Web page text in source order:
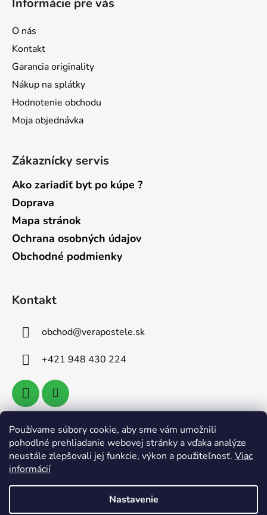
Používame súbory cookie, aby sme vám umožnili
pohodlné prehliadanie webovej stránky a vďaka analýze
neustále zlepšovali jej funkcie, výkon a použiteľnosť. Viac
informácií
Nastavenie
Informácie pre vás
O nás
Kontakt
Garancia originality
Nákup na splátky
Hodnotenie obchodu
Moja objednávka
Zákaznícky servis
Ako zariadiť byt po kúpe ?
Doprava
Mapa stránok
Ochrana osobných údajov
Obchodné podmienky
Kontakt
obchod@verapostele.sk
+421 948 430 224
Vyhľadávanie